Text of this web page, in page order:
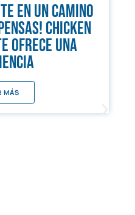
en un camino
Chicken
ofrece una
MÁS